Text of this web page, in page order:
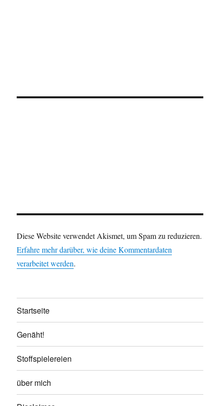
Diese Website verwendet Akismet, um Spam zu reduzieren.
Erfahre mehr darüber, wie deine Kommentardaten
verarbeitet werden.
Startseite
Genäht!
Stoffspielereien
über mich